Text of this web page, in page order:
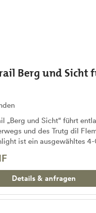
Berg und Sicht
„Berg und Sicht“ führt
und des Trutg dil
ist ein ausgewähltes
Details & anfragen